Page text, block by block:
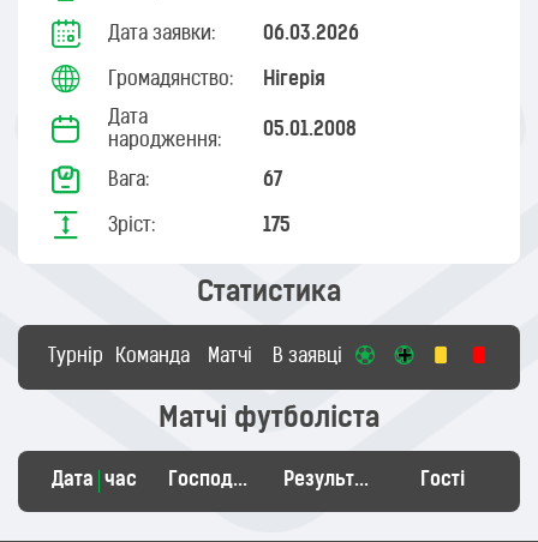
Дата заявки: 06.03.2026
Громадянство: Нігерія
Дата
народження:
05.01.2008
Вага: 67
Зріст: 175
Статистика
Турнір Команда Матчі В заявці
Матчі футболіста
Дата час Господарі Результат Гості